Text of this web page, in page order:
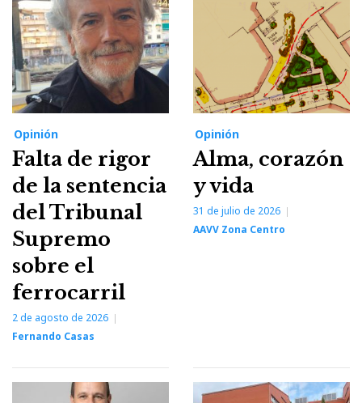
Opinión
Falta de rigor
de la sentencia
del Tribunal
Supremo
sobre el
ferrocarril
2 de agosto de 2026
Fernando Casas
Opinión
Alma, corazón
y vida
31 de julio de 2026
AAVV Zona Centro